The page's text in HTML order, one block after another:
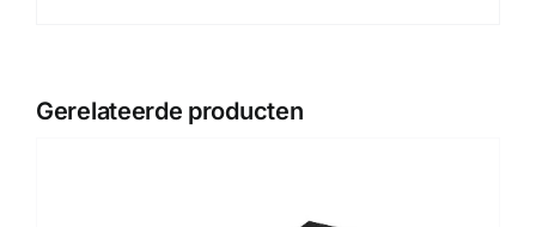
Gerelateerde producten